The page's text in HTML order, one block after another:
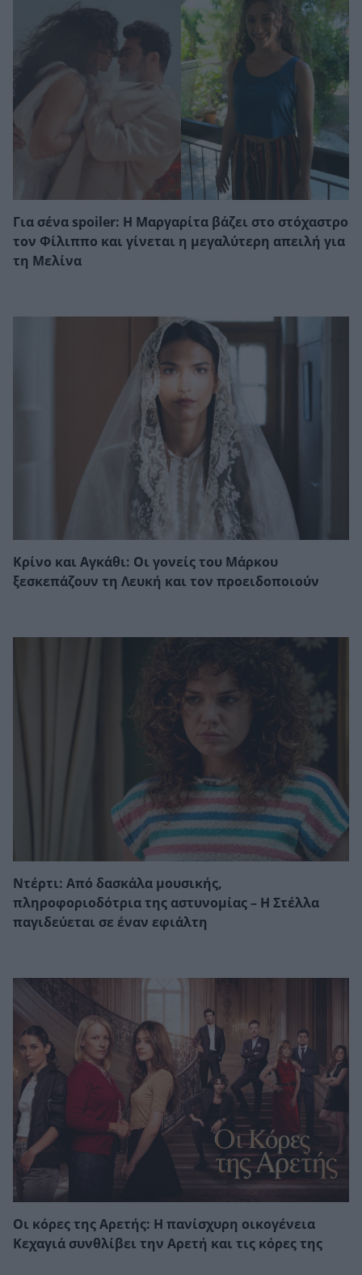
Για σένα spoiler: Η Μαργαρίτα βάζει στο στόχαστρο
τον Φίλιππο και γίνεται η μεγαλύτερη απειλή για
τη Μελίνα
Κρίνο και Αγκάθι: Οι γονείς του Μάρκου
ξεσκεπάζουν τη Λευκή και τον προειδοποιούν
Ντέρτι: Από δασκάλα μουσικής,
πληροφοριοδότρια της αστυνομίας – Η Στέλλα
παγιδεύεται σε έναν εφιάλτη
Οι κόρες της Αρετής: Η πανίσχυρη οικογένεια
Κεχαγιά συνθλίβει την Αρετή και τις κόρες της